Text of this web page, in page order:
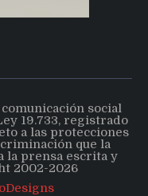
social
19.733, registrado
a las protecciones
que la
la prensa escrita y
2002-2026